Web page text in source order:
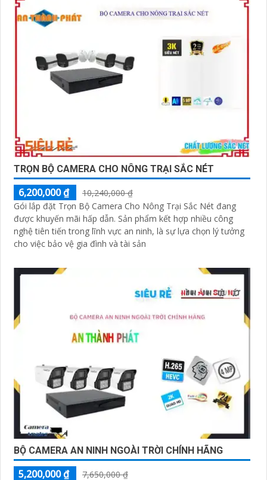
TRỌN BỘ CAMERA CHO NÔNG TRẠI SẮC NÉT
6,200,000 ₫
10,240,000 ₫
Gói lắp đặt Trọn Bộ Camera Cho Nông Trại Sắc Nét đang
được khuyến mãi hấp dẫn. Sản phẩm kết hợp nhiều công
nghệ tiên tiến trong lĩnh vực an ninh, là sự lựa chọn lý tưởng
cho việc bảo vệ gia đình và tài sản
BỘ CAMERA AN NINH NGOÀI TRỜI CHÍNH HÃNG
5,200,000 ₫ 7,650,000 ₫